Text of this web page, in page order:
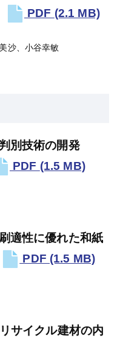
PDF (2.1 MB)
根平美沙、小谷幸敏
判別技術の開発
PDF (1.5 MB)
適性に優れた和紙
PDF (1.5 MB)
サイクル建材の内